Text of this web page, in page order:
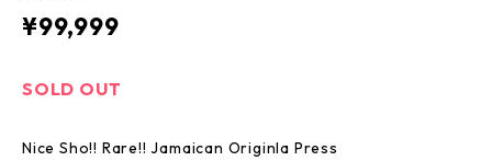
¥99,999
SOLD OUT
Nice Sho!! Rare!! Jamaican Originla Press